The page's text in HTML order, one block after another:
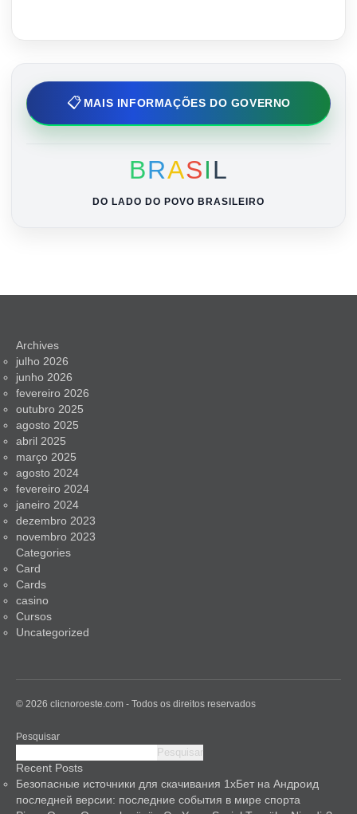
📋 MAIS INFORMAÇÕES DO GOVERNO
BRASIL
DO LADO DO POVO BRASILEIRO
Archives
julho 2026
junho 2026
fevereiro 2026
outubro 2025
agosto 2025
abril 2025
março 2025
agosto 2024
fevereiro 2024
janeiro 2024
dezembro 2023
novembro 2023
Categories
Card
Cards
casino
Cursos
Uncategorized
© 2026 clicnoroeste.com - Todos os direitos reservados
Pesquisar
Pesquisar
Recent Posts
Безопасные источники для скачивания 1хБет на Андроид
последней версии: последние события в мире спорта